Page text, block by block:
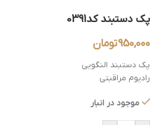
پک دستبند کد0391
950,000تومان
پک دستبند النگویی
رادیوم مراقبتی
موجود در انبار